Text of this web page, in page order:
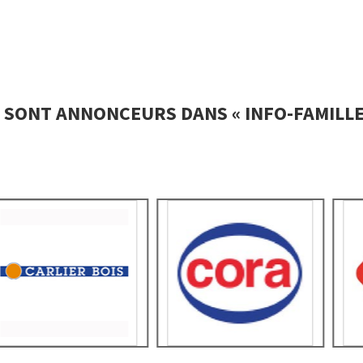
ANNONCEURS DANS « INFO-